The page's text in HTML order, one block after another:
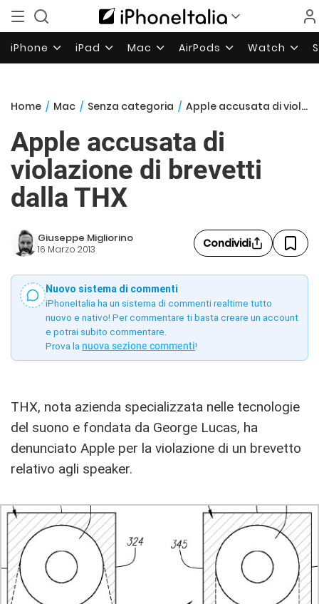
iPhone iPad Mac AirPods Watch
Home / Mac / Senza categoria / Apple accusata di violazione di brevetti dalla THX
Apple accusata di
violazione di brevetti
dalla THX
Giuseppe Migliorino
16 Marzo 2013 Condividi
Nuovo sistema di commenti
iPhoneItalia ha un sistema di commenti realtime tutto
nuovo e nativo! Per commentare ti basta creare un account
e potrai subito commentare.
Prova la nuova sezione commenti!
THX, nota azienda specializzata nelle tecnologie
del suono e fondata da George Lucas, ha
denunciato Apple per la violazione di un brevetto
relativo agli speaker.